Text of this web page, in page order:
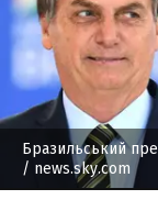
Бразильський
/ news.sky.com